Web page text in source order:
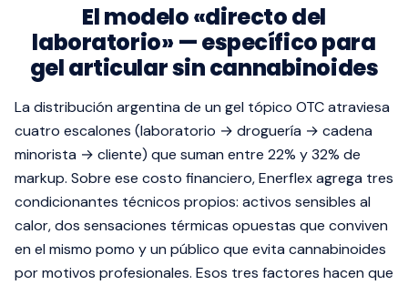
El modelo «directo del
laboratorio» — específico para
gel articular sin cannabinoides
La distribución argentina de un gel tópico OTC atraviesa
cuatro escalones (laboratorio → droguería → cadena
minorista → cliente) que suman entre 22% y 32% de
markup. Sobre ese costo financiero, Enerflex agrega tres
condicionantes técnicos propios: activos sensibles al
calor, dos sensaciones térmicas opuestas que conviven
en el mismo pomo y un público que evita cannabinoides
por motivos profesionales. Esos tres factores hacen que